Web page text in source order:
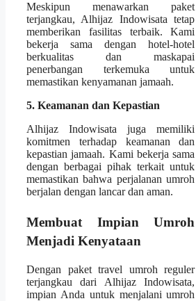
Meskipun menawarkan paket
terjangkau, Alhijaz Indowisata tetap
memberikan fasilitas terbaik. Kami
bekerja sama dengan hotel-hotel
berkualitas dan maskapai
penerbangan terkemuka untuk
memastikan kenyamanan jamaah.
5. Keamanan dan Kepastian
Alhijaz Indowisata juga memiliki
komitmen terhadap keamanan dan
kepastian jamaah. Kami bekerja sama
dengan berbagai pihak terkait untuk
memastikan bahwa perjalanan umroh
berjalan dengan lancar dan aman.
Membuat Impian Umroh
Menjadi Kenyataan
Dengan paket travel umroh reguler
terjangkau dari Alhijaz Indowisata,
impian Anda untuk menjalani umroh